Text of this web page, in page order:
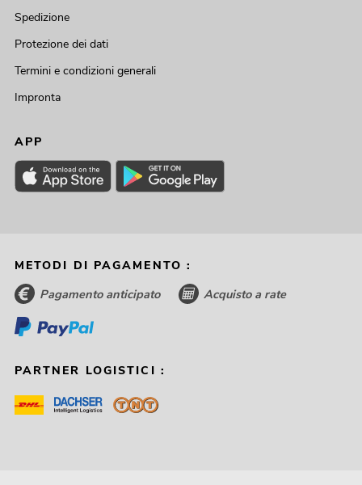
Spedizione
Protezione dei dati
Termini e condizioni generali
Impronta
APP
METODI DI PAGAMENTO :
Pagamento anticipato Acquisto a rate
PARTNER LOGISTICI :